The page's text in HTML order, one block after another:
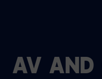
AV AND